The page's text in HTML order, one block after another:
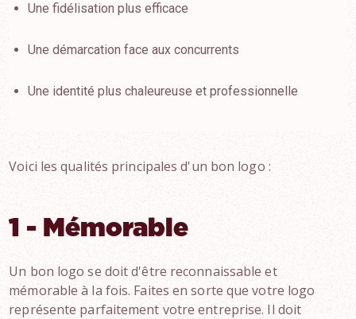
Une fidélisation plus efficace
Une démarcation face aux concurrents
Une identité plus chaleureuse et professionnelle
Voici les qualités principales d'un bon logo :
1 - Mémorable
Un bon logo se doit d'être reconnaissable et
mémorable à la fois. Faites en sorte que votre logo
représente parfaitement votre entreprise. Il doit